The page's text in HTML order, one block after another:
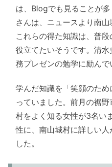
は、Blogでも見ることが
さんは、ニュースより南山
これらの得た知識は、普
役立てたいそうです。清
務プレゼンの勉学に励んで
学んだ知識を「笑顔のた
っていました。前月の裾
村をよく知る女性が3名い
性に、南山城村に詳しい
した。